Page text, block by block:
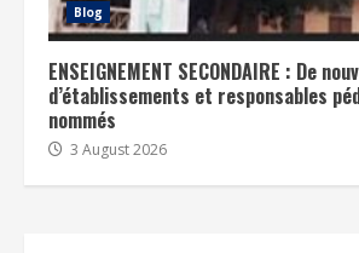
Blog
ENSEIGNEMENT SECONDAIRE : De
d’établissements et responsables
nommés
3 August 2026